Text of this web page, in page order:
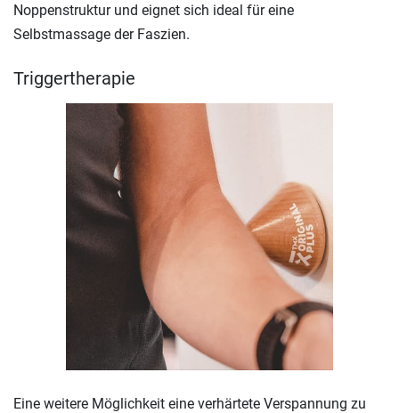
Noppenstruktur und eignet sich ideal für eine
Selbstmassage der Faszien.
Triggertherapie
Eine weitere Möglichkeit eine verhärtete Verspannung zu